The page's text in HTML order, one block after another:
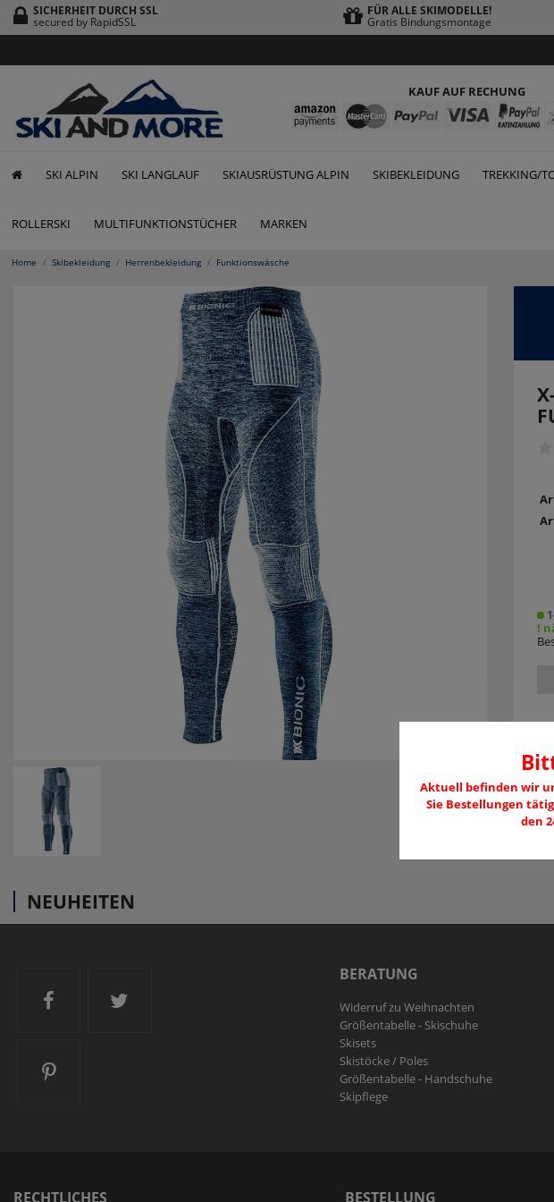
SICHERHEIT DURCH SSL
secured by RapidSSL
FÜR ALLE SKIMODELLE!
Gratis Bindungsmontage
KAUF AUF RECHUNG
SKI ALPIN SKI LANGLAUF SKIAUSRÜSTUNG ALPIN SKIBEKLEIDUNG TREKKING/
ROLLERSKI MULTIFUNKTIONSTÜCHER MARKEN
Home Skibekleidung Herrenbekleidung Funktionswäsche
!
NEUHEITEN
Ski and More auf Facebook
Ski and More auf Twitter
Ski and More auf Pinterest
BERATUNG
Widerruf zu Weihnachten
Größentabelle - Skischuhe
Skisets
Skistöcke / Poles
Größentabelle - Handschuhe
Skipflege
RECHTLICHES BESTELLUNG
Aktuell befinden wir
Sie Bestellungen
den